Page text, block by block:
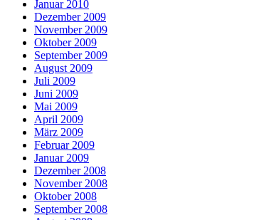
Januar 2010
Dezember 2009
November 2009
Oktober 2009
September 2009
August 2009
Juli 2009
Juni 2009
Mai 2009
April 2009
März 2009
Februar 2009
Januar 2009
Dezember 2008
November 2008
Oktober 2008
September 2008